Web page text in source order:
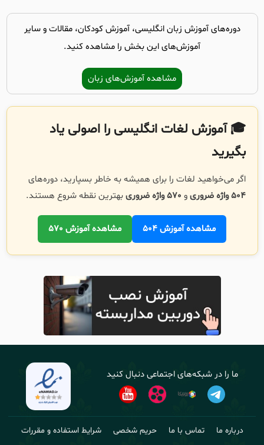
دوره‌های آموزش زبان انگلیسی، آموزش کودکان، مقالات و سایر
آموزش‌های این بخش را مشاهده کنید.
مشاهده آموزش‌های زبان
🎓 آموزش لغات انگلیسی را اصولی یاد
بگیرید
اگر می‌خواهید لغات را برای همیشه به خاطر بسپارید، دوره‌های
504 واژه ضروری
و 570 واژه ضروری بهترین نقطه شروع هستند.
مشاهده آموزش 504 مشاهده آموزش 570
ما را در شبکه‌های اجتماعی دنبال کنید
درباره ما تماس با ما حریم شخصی شرایط استفاده و مقررات